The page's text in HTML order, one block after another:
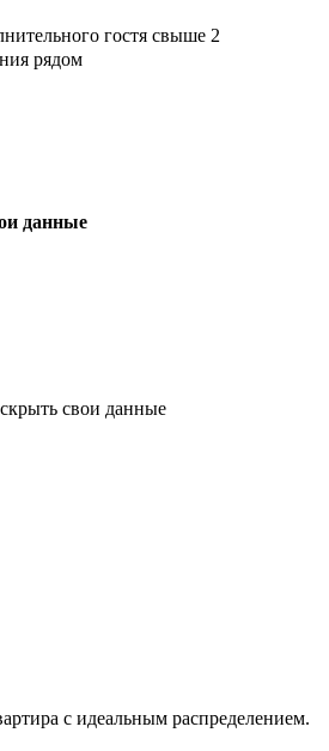
гостя свыше 2
рядом
данные
свои данные
с идеальным распределением.